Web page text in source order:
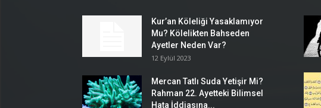
Kur’an Köleliği Yasaklamıyor
Mu? Kölelikten Bahseden
Ayetler Neden Var?
12 Eylül 2023
Mercan Tatlı Suda Yetişir Mi?
Rahman 22. Ayetteki Bilimsel
Hata İddiasına...